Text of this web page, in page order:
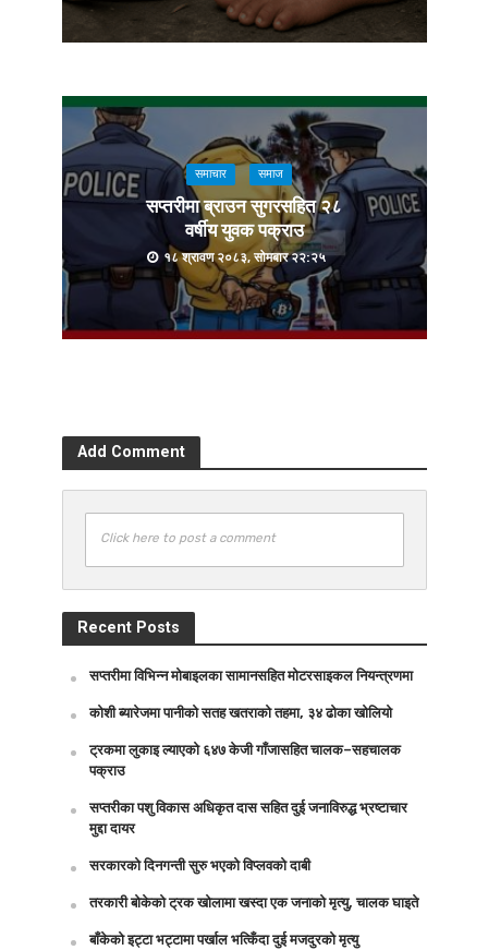
समाचार समाज
सप्तरीमा ब्राउन सुगरसहित २८
वर्षीय युवक पक्राउ
१८ श्रावण २०८३, सोमबार २२:२५
Add Comment
Click here to post a comment
Recent Posts
सप्तरीमा विभिन्न मोबाइलका सामानसहित मोटरसाइकल नियन्त्रणमा
कोशी ब्यारेजमा पानीको सतह खतराको तहमा, ३४ ढोका खोलियो
ट्रकमा लुकाइ ल्याएको ६४७ केजी गाँजासहित चालक–सहचालक
पक्राउ
सप्तरीका पशु विकास अधिकृत दास सहित दुई जनाविरुद्ध भ्रष्टाचार
मुद्दा दायर
सरकारको दिनगन्ती सुरु भएको विप्लवको दाबी
तरकारी बोकेको ट्रक खोलामा खस्दा एक जनाको मृत्यु, चालक घाइते
बाँकेको इट्टा भट्टामा पर्खाल भत्किँदा दुई मजदुरको मृत्यु